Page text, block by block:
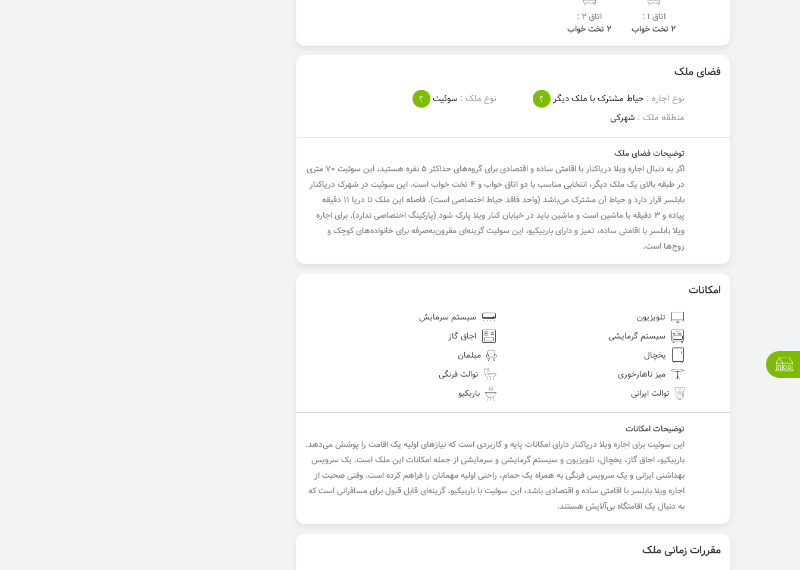
اتاق 1 :
2 تخت خواب
اتاق 2 :
2 تخت خواب
فضای ملک
نوع اجاره : حیاط مشترک با ملک دیگر ؟ نوع ملک : سوئیت
؟
منطقه ملک : شهرکی
توضیحات فضای ملک
اگر به دنبال اجاره ویلا دریاکنار با اقامتی ساده و اقتصادی برای گروه‌های حداکثر ۵ نفره هستید، این سوئیت ۷۰ متری
در طبقه بالای یک ملک دیگر، انتخابی مناسب با دو اتاق خواب و ۴ تخت خواب است. این سوئیت در شهرک دریاکنار
بابلسر قرار دارد و حیاط آن مشترک می‌باشد (واحد فاقد حیاط اختصاصی است). فاصله این ملک تا دریا ۱۱ دقیقه
پیاده و ۳ دقیقه با ماشین است و ماشین باید در خیابان کنار ویلا پارک شود (پارکینگ اختصاصی ندارد). برای اجاره
ویلا بابلسر با اقامتی ساده، تمیز و دارای باربیکیو، این سوئیت گزینه‌ای مقرون‌به‌صرفه برای خانواده‌های کوچک و
زوج‌ها است.
امکانات
تلویزیون
سیستم سرمایش
سیستم گرمایشی
اجاق گاز
یخچال
مبلمان
میز ناهارخوری
توالت فرنگی
توالت ایرانی
باربکیو
توضیحات امکانات
این سوئیت برای اجاره ویلا دریاکنار دارای امکانات پایه و کاربردی است که نیازهای اولیه یک اقامت را پوشش می‌دهد.
باربیکیو، اجاق گاز، یخچال، تلویزیون و سیستم گرمایشی و سرمایشی از جمله امکانات این ملک است. یک سرویس
بهداشتی ایرانی و یک سرویس فرنگی به همراه یک حمام، راحتی اولیه مهمانان را فراهم کرده است. وقتی صحبت از
اجاره ویلا بابلسر با اقامتی ساده و اقتصادی باشد، این سوئیت با باربیکیو، گزینه‌ای قابل قبول برای مسافرانی است که
به دنبال یک اقامتگاه بی‌آلایش هستند.
مقررات زمانی ملک